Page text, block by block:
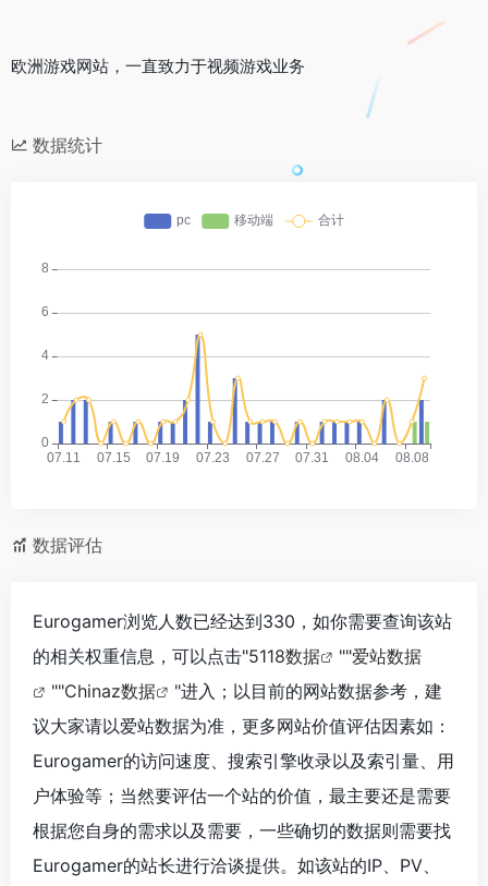
欧洲游戏网站，一直致力于视频游戏业务
数据统计
数据评估
Eurogamer浏览人数已经达到330，如你需要查询该站
的相关权重信息，可以点击"5118数据 ""爱站数据
""Chinaz数据
"进入；以目前的网站数据参考，建
议大家请以爱站数据为准，更多网站价值评估因素如：
Eurogamer的访问速度、搜索引擎收录以及索引量、用
户体验等；当然要评估一个站的价值，最主要还是需要
根据您自身的需求以及需要，一些确切的数据则需要找
Eurogamer的站长进行洽谈提供。如该站的IP、PV、